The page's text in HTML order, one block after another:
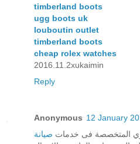
timberland boots
ugg boots uk
louboutin outlet
timberland boots
cheap rolex watches
2016.11.2xukaimin
Reply
Anonymous 12 January
المتخصصة فى خدمات صيانة